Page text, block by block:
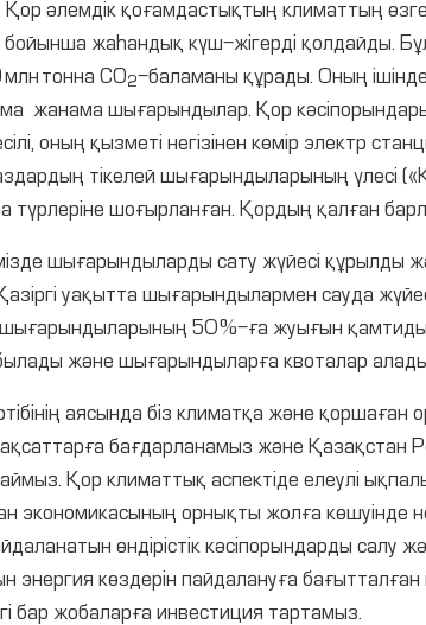
Қор әлемдік қоғамдастықтың климаттың
жаһандық күш-жігерді қолдайды.
тонна CO2-баламаны құрады. Оның
жанама шығарындылар. Қор
оның қызметі негізінен көмір электр
тікелей шығарындыларының
түрлеріне шоғырланған. Қордың қалған
шығарындыларды сату жүйесі құрылды
Қазіргі уақытта шығарындылармен сауда
50 %-ға жуығын қамтиды,
және шығарындыларға квоталар
аясында біз климатқа және қоршаған
бағдарланамыз және Қазақстан
Қор климаттық аспектіде елеулі
экономикасының орнықты жолға көшуінде
өндірістік кәсіпорындарды
энергия көздерін пайдалануға
бар жобаларға инвестиция тартамыз.